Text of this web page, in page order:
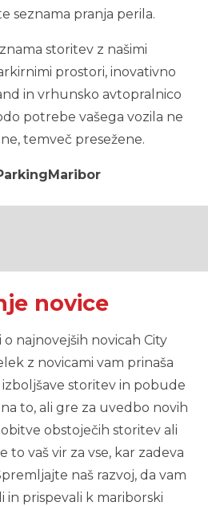
seznama pranja perila.
storitev z našimi
prostori, inovativno
in vrhunsko avtopralnico
potrebe vašega vozila ne
temveč presežene.
garaža
perila
novice
najnovejših novicah City
z novicami vam prinaša
izboljšave storitev in pobude
to, ali gre za uvedbo novih
obstoječih storitev ali
to vaš vir za vse, kar zadeva
naš razvoj, da vam
in prispevali k mariborski